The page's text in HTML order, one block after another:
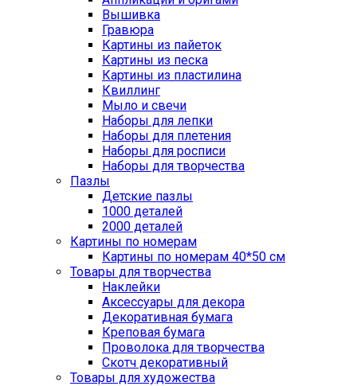
Вышивка
Гравюра
Картины из пайеток
Картины из песка
Картины из пластилина
Квиллинг
Мыло и свечи
Наборы для лепки
Наборы для плетения
Наборы для росписи
Наборы для творчества
Пазлы
Детские пазлы
1000 деталей
2000 деталей
Картины по номерам
Картины по номерам 40*50 см
Товары для творчества
Наклейки
Аксессуары для декора
Декоративная бумага
Креповая бумага
Проволока для творчества
Скотч декоративный
Товары для художества